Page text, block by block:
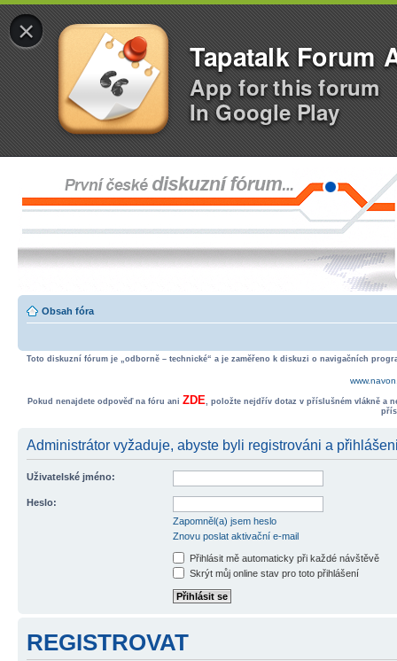
×
Tapatalk Forum
App for this forum
In Google Play
Obsah fóra
Toto diskuzní fórum je „odborně – technické“ a je zaměřeno k diskuzi o navigačních
Pokud nenajdete odpověď na fóru ani ZDE, položte nejdřív dotaz v příslušném vlákně a
Administrátor vyžaduje, abyste byli registrováni a
Uživatelské jméno:
Heslo:
Zapomněl(a) jsem heslo
Znovu poslat aktivační e-mail
Přihlásit mě automaticky při každé návštěvě
Skrýt můj online stav pro toto přihlášení
REGISTROVAT